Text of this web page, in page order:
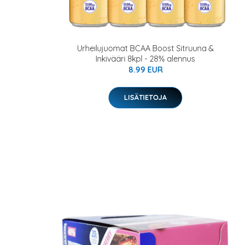
Urheilujuomat BCAA Boost Sitruuna &
Inkivääri 8kpl - 28% alennus
8.99 EUR
LISÄTIETOJA